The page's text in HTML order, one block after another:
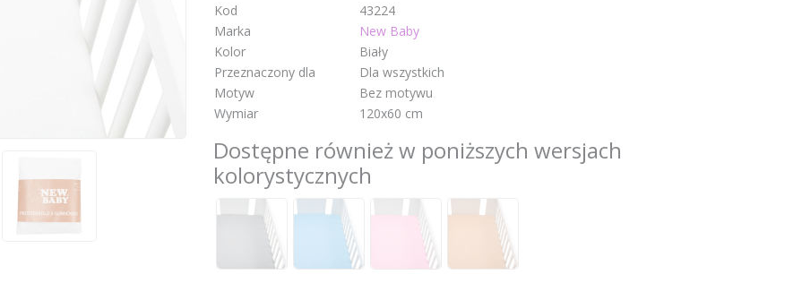
Kod
43224
Marka
New Baby
Kolor
Biały
Przeznaczony dla
Dla wszystkich
Motyw
Bez motywu
Wymiar
120x60 cm
Dostępne również w poniższych wersjach
kolorystycznych